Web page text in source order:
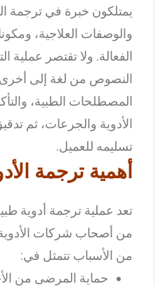
يمتلكون خبرة في ترجمة
والوصفات العلاجية،
الفعالة. ولا تقتصر عملية
النصوص من لغة إلى
المصطلحات الطبية،
الأدوية والجرعات، ثم
تسليمه للعميل.
أهمية ترجمة
تعد عملية ترجمة أدوية
من أصحاب شركات الأدوية
من الأسباب تتمثل في:
حماية المرضى من